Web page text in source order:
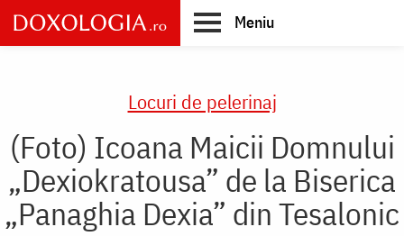
Skip
to
main
Meniu
Locuri de pelerinaj
(Foto) Icoana Maicii Domnului
„Dexiokratousa” de la Biserica
„Panaghia Dexia” din Tesalonic